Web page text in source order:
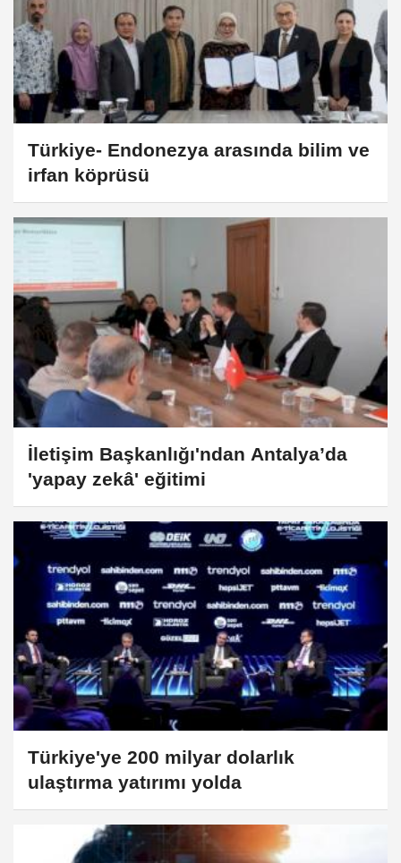
Türkiye- Endonezya arasında bilim ve
irfan köprüsü
İletişim Başkanlığı'ndan Antalya’da
'yapay zekâ' eğitimi
Türkiye'ye 200 milyar dolarlık
ulaştırma yatırımı yolda